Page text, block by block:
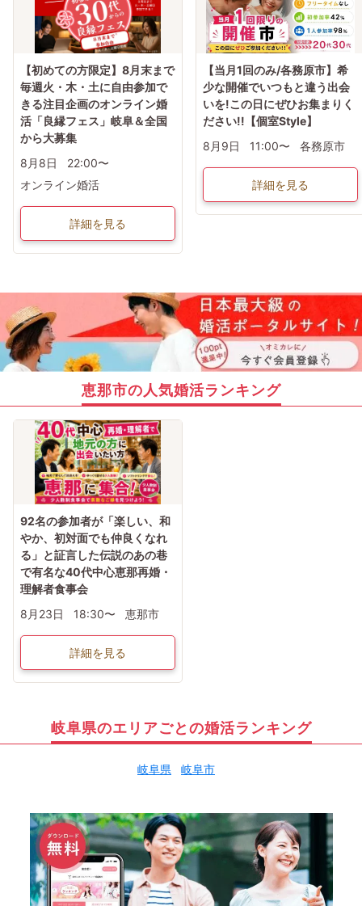
【初めての方限定】8月末まで
毎週火・木・土に自由参加で
きる注目企画のオンライン婚
活「良縁フェス」岐阜＆全国
から大募集
8月8日
22:00〜
オンライン婚活
詳細を見る
【当月1回のみ/各務原市】希
少な開催でいつもと違う出会
いを!この日にぜひお集まりく
ださい!!【個室Style】
8月9日
11:00〜 各務原市
詳細を見る
恵那市の人気婚活ランキング
92名の参加者が「楽しい、和
やか、初対面でも仲良くなれ
る」と証言した伝説のあの巷
で有名な40代中心恵那再婚・
理解者食事会
8月23日
18:30〜 恵那市
詳細を見る
岐阜県のエリアごとの婚活ランキング
岐阜県 岐阜市